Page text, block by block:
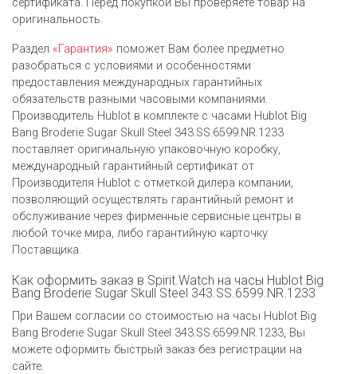
оригинальность.
Раздел «Гарантия» поможет Вам более предметно
разобраться с условиями и особенностями
предоставления международных гарантийных
обязательств разными часовыми компаниями.
Производитель Hublot в комплекте с часами Hublot Big
Bang Broderie Sugar Skull Steel 343.SS.6599.NR.1233
поставляет оригинальную упаковочную коробку,
международный гарантийный сертификат от
Производителя Hublot c отметкой дилера компании,
позволяющий осуществлять гарантийный ремонт и
обслуживание через фирменные сервисные центры в
любой точке мира, либо гарантийную карточку
Поставщика.
Как оформить заказ в Spirit.Watch на часы Hublot Big
Bang Broderie Sugar Skull Steel 343.SS.6599.NR.1233
При Вашем согласии со стоимостью на часы Hublot Big
Bang Broderie Sugar Skull Steel 343.SS.6599.NR.1233, Вы
можете оформить быстрый заказ без регистрации на
сайте.